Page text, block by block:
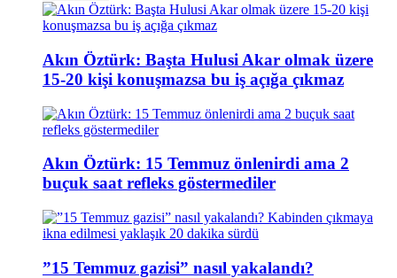
Akın Öztürk: Başta Hulusi Akar olmak üzere
15-20 kişi konuşmazsa bu iş açığa çıkmaz
Akın Öztürk: 15 Temmuz önlenirdi ama 2
buçuk saat refleks göstermediler
”15 Temmuz gazisi” nasıl yakalandı?